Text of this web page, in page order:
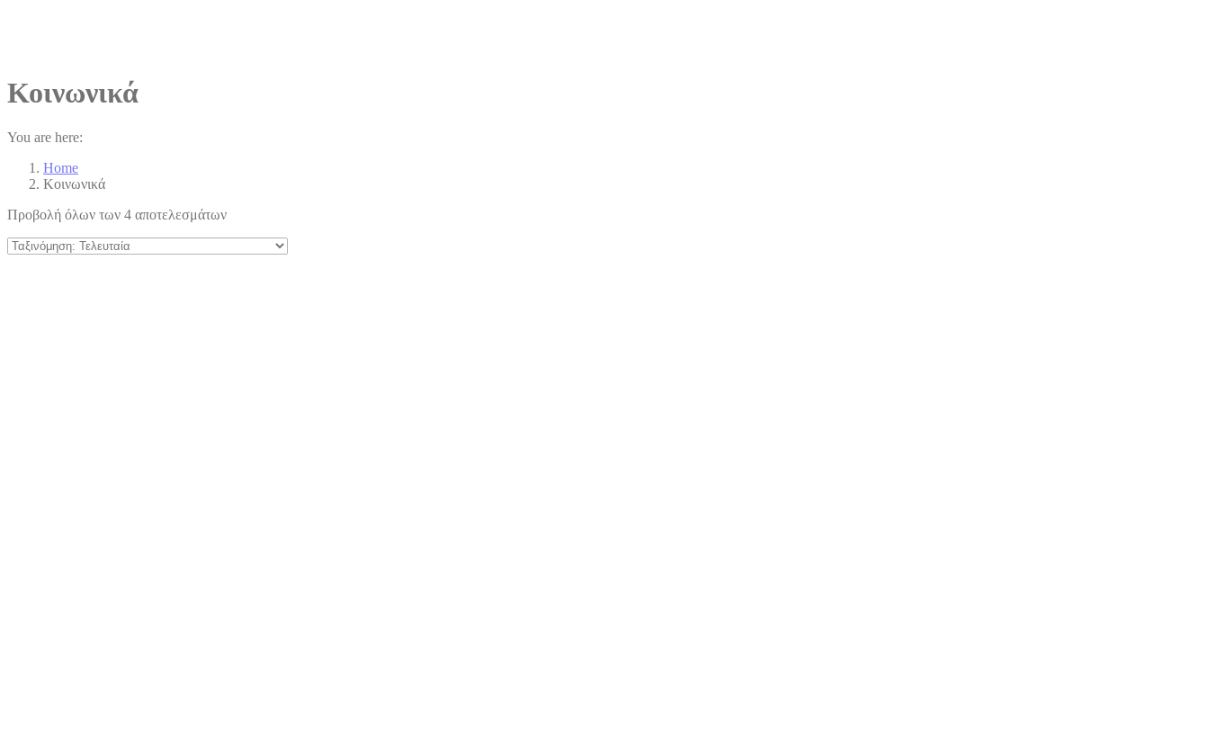
Κοινωνικά
You are here:
Home
Κοινωνικά
Προβολή όλων των 4 αποτελεσμάτων